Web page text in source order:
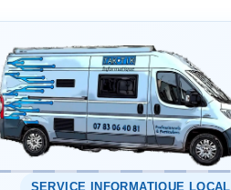
SERVICE INFORMATIQUE LOCAL